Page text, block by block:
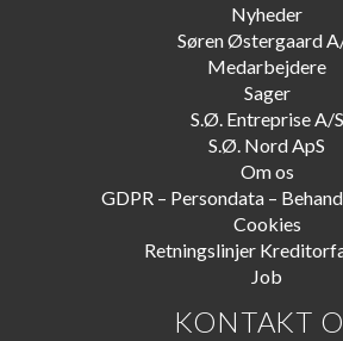
Nyheder
Søren Østergaard
Medarbejdere
Sager
S.Ø. Entreprise A/S
S.Ø. Nord ApS
Om os
GDPR – Persondata –
Cookies
Retningslinjer
Job
KONTAKT